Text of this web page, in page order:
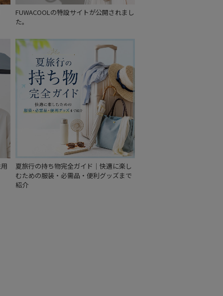
FUWACOOLの特設サイトが公開されまし
た。
夏旅行の持ち物完全ガイド｜快適に楽し
むための服装・必需品・便利グッズまで
紹介